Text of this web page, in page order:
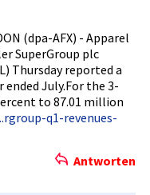
(dpa-AFX) - Apparel
SuperGroup­ plc
Thursday reported a
July.For the 3-
to 87.01 million
q1-reven­ues-
Antworten